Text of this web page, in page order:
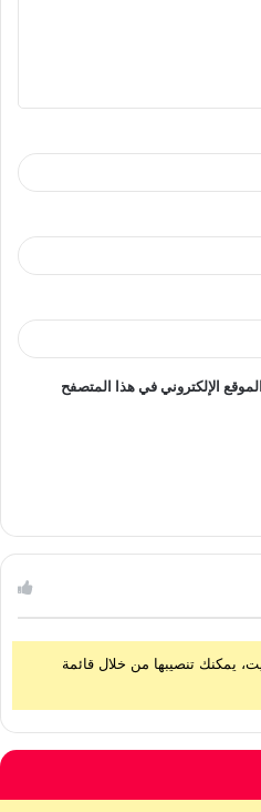
الإلكتروني في هذا المتصفح
يمكنك تنصيبها من خلال قائمة